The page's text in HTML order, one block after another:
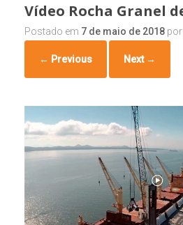
Vídeo Rocha Granel
Postado em 7 de maio de 2018 por
← Previous Next →